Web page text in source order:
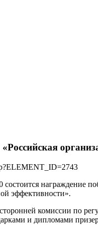
награждение
эффективности».
комиссии по
и дипломами